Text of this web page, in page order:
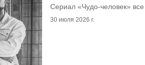
Сериал «Чудо-человек»
30 июля 2026 г.